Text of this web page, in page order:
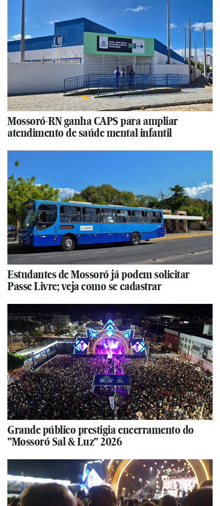
Mossoró-RN ganha CAPS para ampliar
atendimento de saúde mental infantil
Estudantes de Mossoró já podem solicitar
Passe Livre; veja como se cadastrar
Grande público prestigia encerramento do
"Mossoró Sal & Luz" 2026